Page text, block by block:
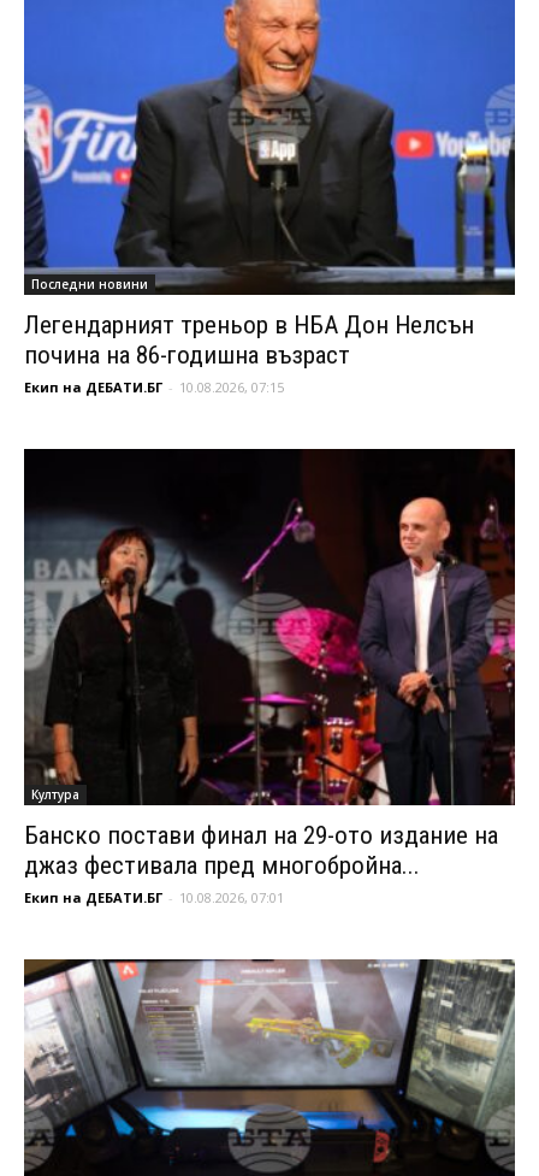
Последни новини
Легендарният треньор в НБА Дон Нелсън
почина на 86-годишна възраст
Екип на ДЕБАТИ.БГ - 10.08.2026, 07:15
Култура
Банско постави финал на 29-ото издание на
джаз фестивала пред многобройна...
Екип на ДЕБАТИ.БГ - 10.08.2026, 07:01